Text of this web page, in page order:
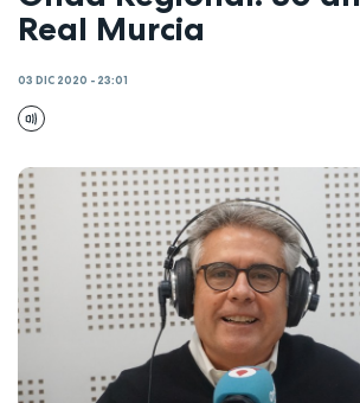
Real Murcia
03 DIC 2020 - 23:01